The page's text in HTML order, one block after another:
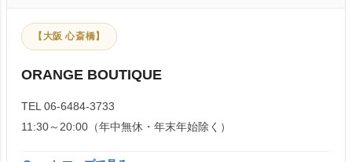
【大阪 心斎橋】
ORANGE BOUTIQUE
TEL 06-6484-3733
11:30～20:00（年中無休・年末年始除く）